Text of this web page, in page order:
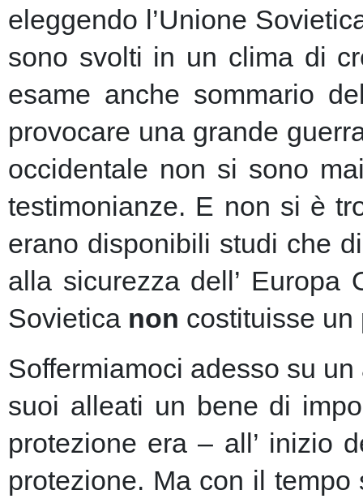
eleggendo l’Unione
sono svolti in un clima di
esame anche sommario
provocare una grande
occidentale non si sono
testimonianze. E non si è
erano disponibili studi che
alla sicurezza dell’
Sovietica non costituisse un
Soffermiamoci adesso su
suoi alleati un bene di
protezione era – all’ inizio
protezione. Ma con il tempo